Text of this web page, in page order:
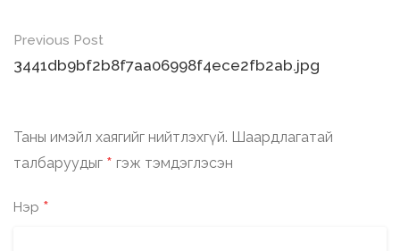
Post
navigation
Previous Post
3441db9bf2b8f7aa06998f4ece2fb2ab.jpg
Таны имэйл хаягийг нийтлэхгүй. Шаардлагатай
талбаруудыг * гэж тэмдэглэсэн
Нэр *